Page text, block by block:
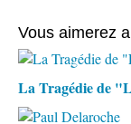
Vous aimerez
La Tragédie de